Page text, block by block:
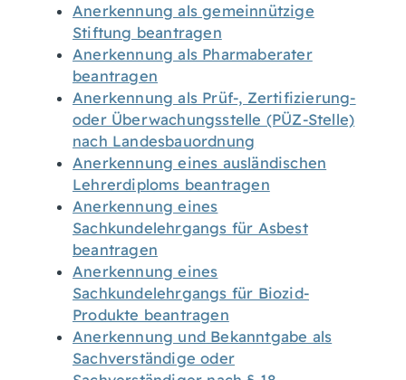
Anerkennung als gemeinnützige
Stiftung beantragen
Anerkennung als Pharmaberater
beantragen
Anerkennung als Prüf-, Zertifizierung-
oder Überwachungsstelle (PÜZ-Stelle)
nach Landesbauordnung
Anerkennung eines ausländischen
Lehrerdiploms beantragen
Anerkennung eines
Sachkundelehrgangs für Asbest
beantragen
Anerkennung eines
Sachkundelehrgangs für Biozid-
Produkte beantragen
Anerkennung und Bekanntgabe als
Sachverständige oder